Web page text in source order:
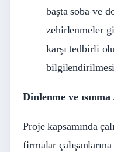
başta soba ve
zehirlenmeler
karşı tedbirli
bilgilendirilmesi
Dinlenme ve
Proje kapsamında
firmalar